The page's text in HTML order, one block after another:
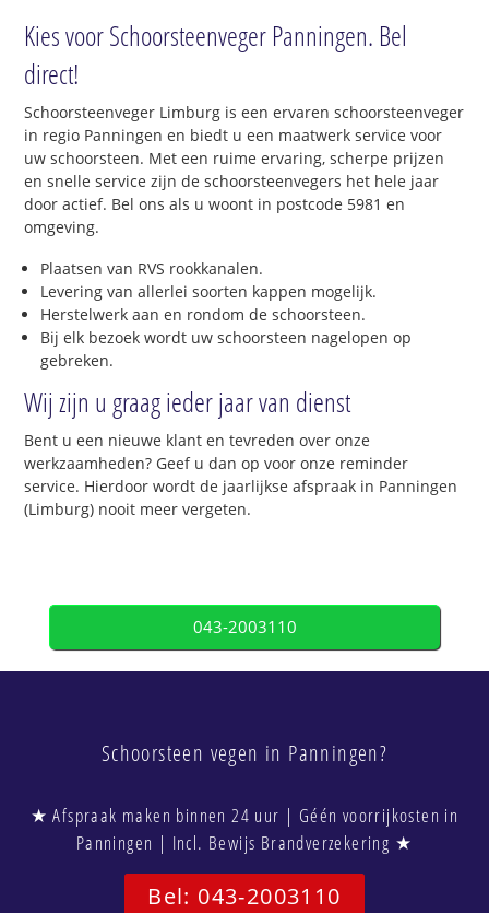
Kies voor Schoorsteenveger Panningen. Bel
direct!
Schoorsteenveger Limburg is een ervaren schoorsteenveger
in regio Panningen en biedt u een maatwerk service voor
uw schoorsteen. Met een ruime ervaring, scherpe prijzen
en snelle service zijn de schoorsteenvegers het hele jaar
door actief. Bel ons als u woont in postcode 5981 en
omgeving.
Plaatsen van RVS rookkanalen.
Levering van allerlei soorten kappen mogelijk.
Herstelwerk aan en rondom de schoorsteen.
Bij elk bezoek wordt uw schoorsteen nagelopen op
gebreken.
Wij zijn u graag ieder jaar van dienst
Bent u een nieuwe klant en tevreden over onze
werkzaamheden? Geef u dan op voor onze reminder
service. Hierdoor wordt de jaarlijkse afspraak in Panningen
(Limburg) nooit meer vergeten.
043-2003110
Schoorsteen vegen in Panningen?
★ Afspraak maken binnen 24 uur | Géén voorrijkosten in
Panningen | Incl. Bewijs Brandverzekering ★
Bel: 043-2003110